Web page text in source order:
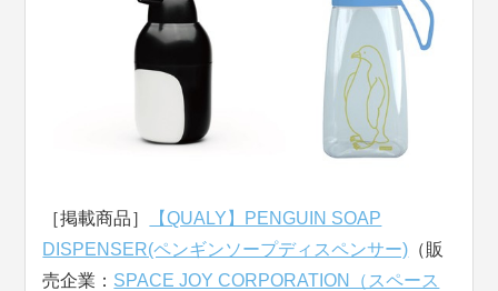
［掲載商品］
【QUALY】PENGUIN SOAP
DISPENSER(ペンギンソープディスペンサー) （販
売企業： SPACE JOY CORPORATION（スペース